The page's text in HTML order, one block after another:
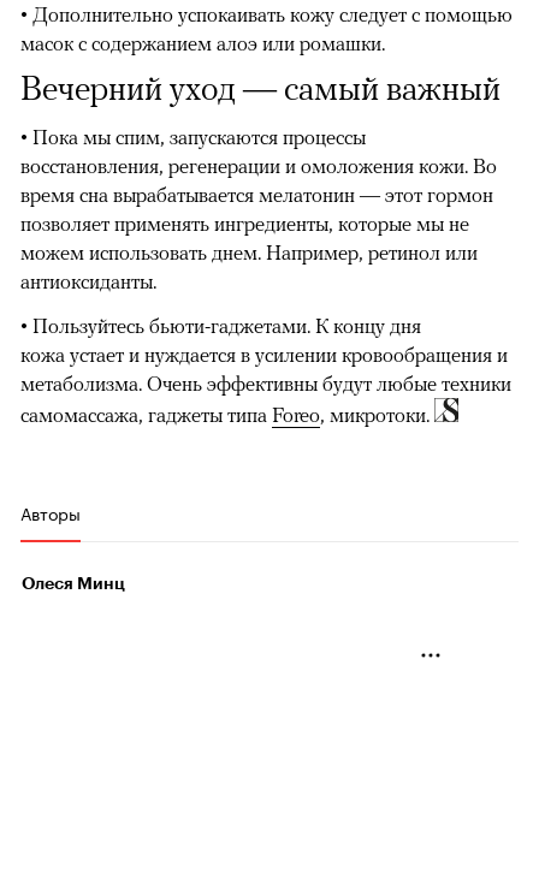
• Дополнительно успокаивать кожу следует с помощью
масок с содержанием алоэ или ромашки.
Вечерний уход — самый важный
• Пока мы спим, запускаются процессы
восстановления, регенерации и омоложения кожи. Во
время сна вырабатывается мелатонин — этот гормон
позволяет применять ингредиенты, которые мы не
можем использовать днем. Например, ретинол или
антиоксиданты.
• Пользуйтесь бьюти-гаджетами. К концу дня
кожа устает и нуждается в усилении кровообращения и
метаболизма. Очень эффективны будут любые техники
самомассажа, гаджеты типа Foreo, микротоки.
Авторы
Олеся Минц